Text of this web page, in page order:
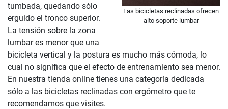
Las bicicletas reclinadas ofrecen
alto soporte lumbar
tumbada, quedando sólo
erguido el tronco superior.
La tensión sobre la zona
lumbar es menor que una
bicicleta vertical y la postura es mucho más cómoda, lo
cual no significa que el efecto de entrenamiento sea menor.
En nuestra tienda online tienes una categoría dedicada
sólo a las bicicletas reclinadas con ergómetro que te
recomendamos que visites.